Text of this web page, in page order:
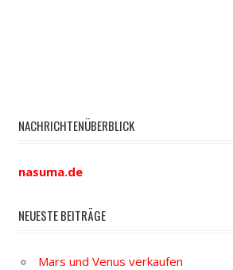
NACHRICHTENÜBERBLICK
nasuma.de
NEUESTE BEITRÄGE
Mars und Venus verkaufen